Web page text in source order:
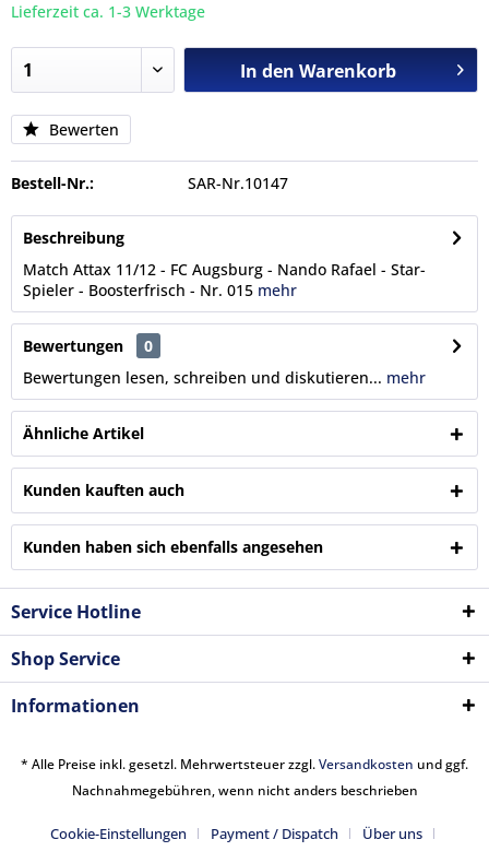
Lieferzeit ca. 1-3 Werktage
In den Warenkorb
Bewerten
Bestell-Nr.: SAR-Nr.10147
Beschreibung
Match Attax 11/12 - FC Augsburg - Nando Rafael - Star-
Spieler - Boosterfrisch - Nr. 015 mehr
Bewertungen
0
Bewertungen lesen, schreiben und diskutieren... mehr
Ähnliche Artikel
Kunden kauften auch
Kunden haben sich ebenfalls angesehen
Service Hotline
Shop Service
Informationen
* Alle Preise inkl. gesetzl. Mehrwertsteuer zzgl.Versandkosten und ggf.
Nachnahmegebühren, wenn nicht anders beschrieben
Cookie-Einstellungen Payment / Dispatch
Über uns